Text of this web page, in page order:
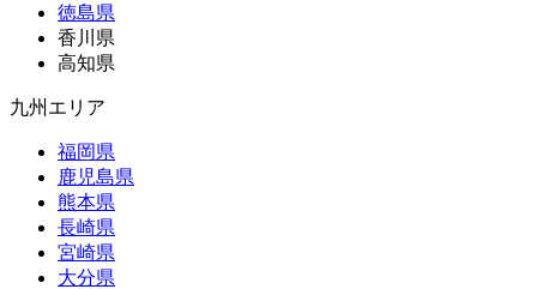
徳島県
香川県
高知県
九州エリア
福岡県
鹿児島県
熊本県
長崎県
宮崎県
大分県